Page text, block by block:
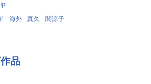
りて、夕日がきれいとウワサの無人島へ。
す穏やかな休日、だったはずが……。
海外 真久 関涼子
品